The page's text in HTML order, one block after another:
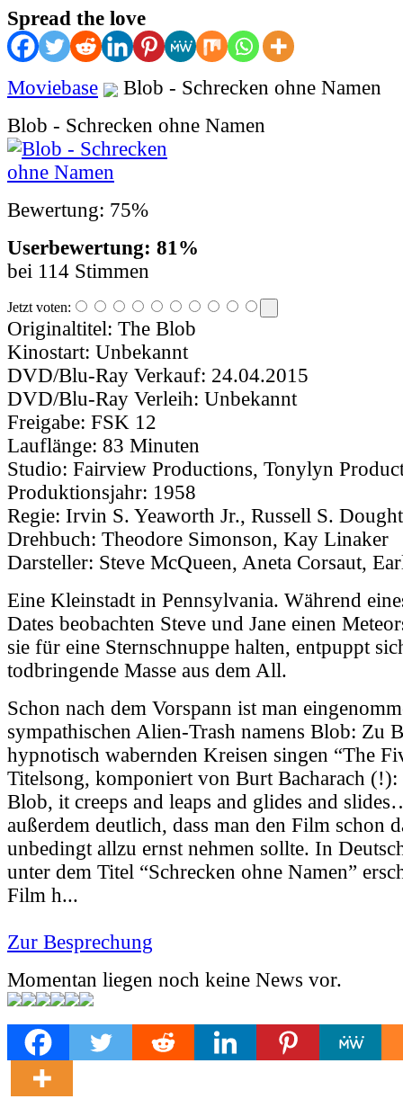
Spread the love
Moviebase
Blob - Schrecken ohne Namen
Blob - Schrecken ohne Namen
Bewertung: 75%
Userbewertung: 81%
bei 114 Stimmen
Jetzt voten:
Originaltitel: The Blob
Kinostart: Unbekannt
DVD/Blu-Ray Verkauf: 24.04.2015
DVD/Blu-Ray Verleih: Unbekannt
Freigabe: FSK 12
Lauflänge: 83 Minuten
Studio: Fairview Productions, Tonylyn
Produktionsjahr: 1958
Regie: Irvin S. Yeaworth Jr., Russell S.
Drehbuch: Theodore Simonson, Kay Linaker
Darsteller: Steve McQueen, Aneta Corsaut,
Eine Kleinstadt in Pennsylvania. Während
Dates beobachten Steve und Jane einen
sie für eine Sternschnuppe halten, entpuppt
todbringende Masse aus dem All.
Schon nach dem Vorspann ist man
sympathischen Alien-Trash namens Blob: Zu
hypnotisch wabernden Kreisen singen “The
Titelsong, komponiert von Burt Bacharach (!):
Blob, it creeps and leaps and glides and
außerdem deutlich, dass man den Film schon
unbedingt allzu ernst nehmen sollte. In
unter dem Titel “Schrecken ohne Namen”
Film h...
Zur Besprechung
Momentan liegen noch keine News vor.